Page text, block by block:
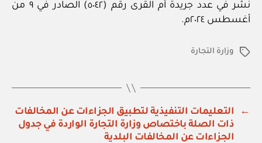
نشر في عدد جريدة أم القرى رقم (٥٠٤٢) الصادر في ٩ من
أغسطس ٢٠٢٤م.
الوسوموزارة التجارة
←
التعليمات التنفيذية لتطبيق الجزاءات عن المخالفات
ذات الصلة باختصاص وزارة التجارة الواردة في جدول
الجزاءات عن المخالفات البلدية